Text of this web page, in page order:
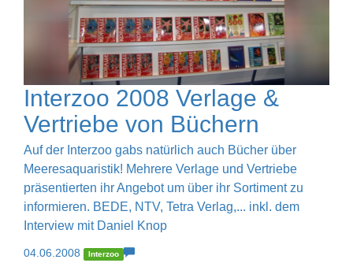
Interzoo 2008 Verlage &
Vertriebe von Büchern
Auf der Interzoo gabs natürlich auch Bücher über
Meeresaquaristik! Mehrere Verlage und Vertriebe
präsentierten ihr Angebot um über ihr Sortiment zu
informieren. BEDE, NTV, Tetra Verlag,... inkl. dem
Interview mit Daniel Knop
04.06.2008 Interzoo